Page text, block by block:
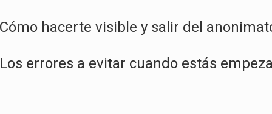
hacerte visible y salir del
errores a evitar cuando estás